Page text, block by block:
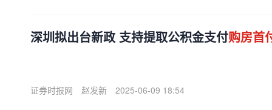
深圳拟出台新政 支持提取公积金支付购房首
证券时报网 赵发新 2025-06-09 18:54